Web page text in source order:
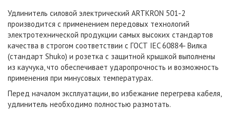
Удлинитель силовой электрический ARTKRON 501-2
производится с применением передовых технологий
электротехнической продукции самых высоких стандартов
качества в строгом соответствии с ГОСТ IEC 60884- Вилка
(стандарт Shuko) и розетка с защитной крышкой выполнены
из каучука, что обеспечивает ударопрочность и возможность
применения при минусовых температурах.
Перед началом эксплуатации, во избежание перегрева кабеля,
удлинитель необходимо полностью размотать.